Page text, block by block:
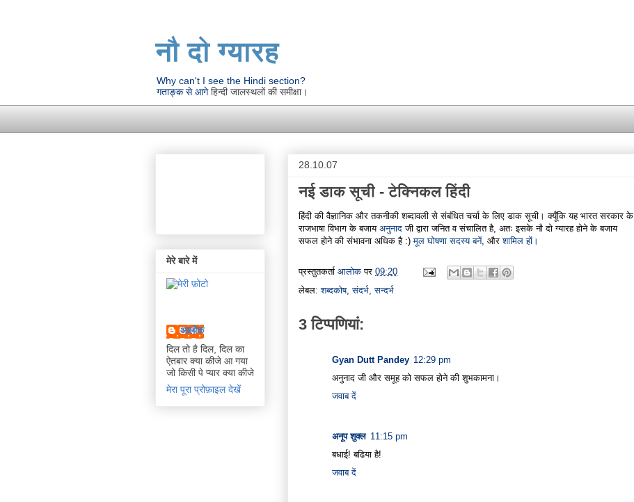
नौ दो ग्यारह
Why can't I see the Hindi section?
गताङ्क से आगेहिन्दी जालस्थलों की समीक्षा।
28.10.07
नई डाक सूची - टेक्निकल हिंदी
हिंदी की वैज्ञानिक और तकनीकी शब्दावली से संबंधित चर्चा के लिए डाक सूची। क्यूँकि यह भारत सरकार के
राजभाषा विभाग के बजाय अनुनाद जी द्वारा जनित व संचालित है, अतः इसके नौ दो ग्यारह होने के बजाय
सफल होने की संभावना अधिक है :)मूल घोषणा सदस्य बनें, औरशामिल हों।
प्रस्तुतकर्ता आलोक पर 09:20
लेबल:शब्दकोष,संदर्भ,सन्दर्भ
3 टिप्‍पणियां:
Gyan Dutt Pandey 12:29 pm
अनुनाद जी और समूह को सफल होने की शुभकामना।
जवाब दें
अनूप शुक्ल 11:15 pm
बधाई! बढिया है!
जवाब दें
मेरे बारे में
आलोक
दिल तो है दिल, दिल का
ऐतबार क्या कीजे आ गया
जो किसी पे प्यार क्या कीजे
मेरा पूरा प्रोफ़ाइल देखें